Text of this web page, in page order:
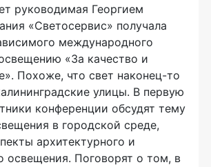
руководимая Георгием
«Светосервис» получала
международного
«За качество и
Похоже, что свет наконец-то
улицы. В первую
конференции обсудят тему
в городской среде,
архитектурного и
освещения. Поговорят о том, в